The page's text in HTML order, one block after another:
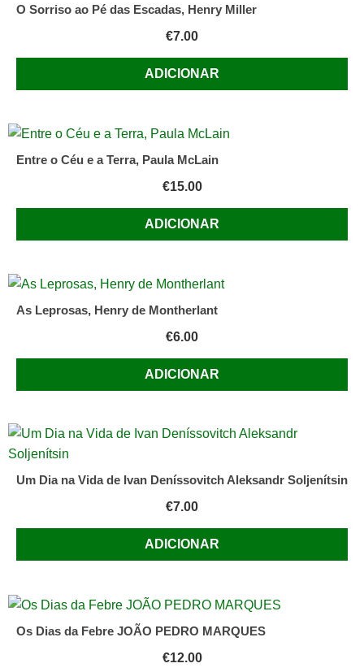
O Sorriso ao Pé das Escadas, Henry Miller
€7.00
ADICIONAR
Entre o Céu e a Terra, Paula McLain
€15.00
ADICIONAR
As Leprosas, Henry de Montherlant
€6.00
ADICIONAR
Um Dia na Vida de Ivan Deníssovitch Aleksandr Soljenítsin
€7.00
ADICIONAR
Os Dias da Febre JOÃO PEDRO MARQUES
€12.00